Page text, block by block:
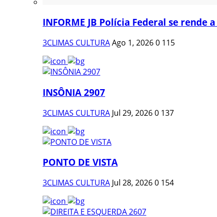
INFORME JB Polícia Federal se rende
3CLIMAS CULTURAAgo 1, 20260 115
INSÔNIA 2907
3CLIMAS CULTURA Jul 29, 20260 137
PONTO DE VISTA
3CLIMAS CULTURA Jul 28, 20260 154